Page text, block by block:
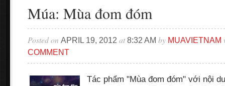
Múa: Mùa đom đóm
Posted on APRIL 19, 2012 at8:32 AM by MUAVIETNAM
COMMENT
Tác phẩm "Mùa đom đóm" với nội